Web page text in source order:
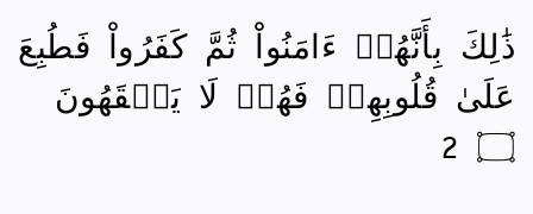
ذَٰلِكَ بِأَنَّهُمۡ ءَامَنُواْ ثُمَّ كَفَرُواْ فَطُبِعَ
عَلَىٰ قُلُوبِهِمۡ فَهُمۡ لَا يَفۡقَهُونَ
۝ 2